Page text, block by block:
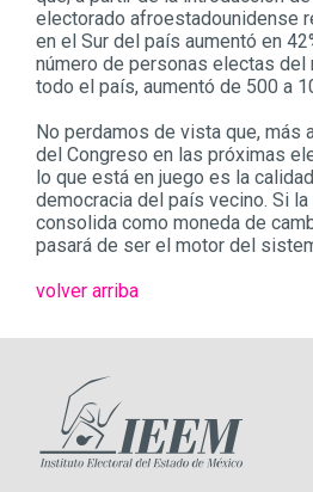
electorado afroestadounidense
en el Sur del país aumentó en
número de personas electas del
todo el país, aumentó de 500 a
No perdamos de vista que, más
del Congreso en las próximas
lo que está en juego es la
democracia del país vecino. Si
consolida como moneda de
pasará de ser el motor del
volver arriba